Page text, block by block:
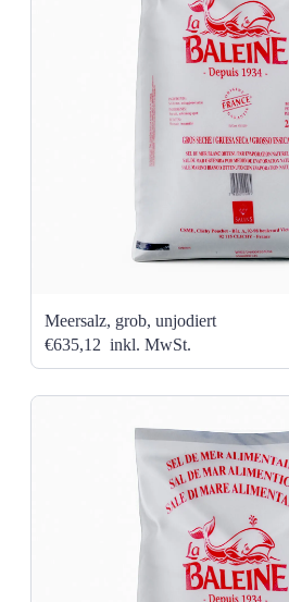
Meersalz, grob, unjodiert
€635,12 inkl. MwSt.